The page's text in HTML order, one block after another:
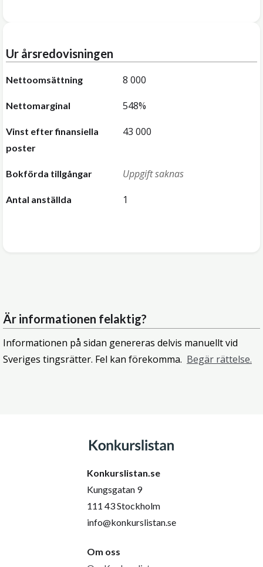
Ur årsredovisningen
Nettoomsättning 8 000
Nettomarginal 548%
Vinst efter finansiella
poster
43 000
Bokförda tillgångar Uppgift saknas
Antal anställda 1
Är informationen felaktig?
Informationen på sidan genereras delvis manuellt vid
Sveriges tingsrätter. Fel kan förekomma. Begär rättelse.
Konkurslistan.se
Kungsgatan 9
111 43 Stockholm
info@konkurslistan.se
Om oss